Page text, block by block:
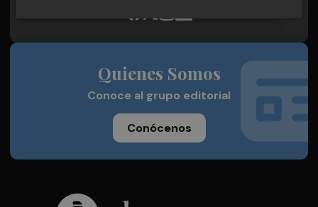
Quienes Somos
Conoce al grupo editorial
Conócenos